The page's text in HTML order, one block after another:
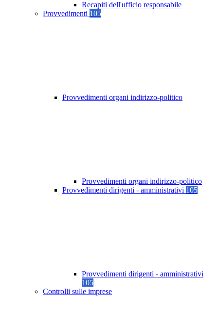
Recapiti dell'ufficio responsabile
Provvedimenti 105
Provvedimenti organi indirizzo-politico
Provvedimenti organi indirizzo-politico
Provvedimenti dirigenti - amministrativi 105
Provvedimenti dirigenti - amministrativi
105
Controlli sulle imprese